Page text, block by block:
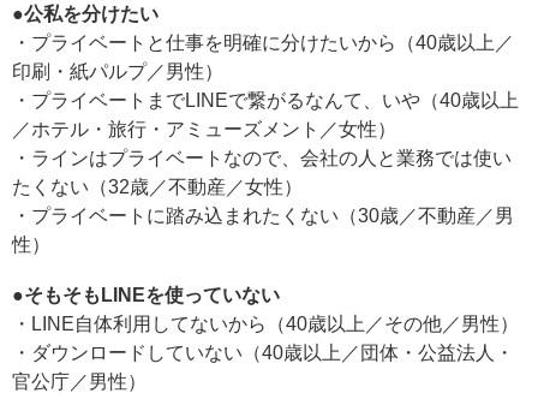
●公私を分けたい
・プライベートと仕事を明確に分けたいから（40歳以上／
印刷・紙パルプ／男性）
・プライベートまでLINEで繋がるなんて、いや（40歳以上
／ホテル・旅行・アミューズメント／女性）
・ラインはプライベートなので、会社の人と業務では使い
たくない（32歳／不動産／女性）
・プライベートに踏み込まれたくない（30歳／不動産／男
性）
●そもそもLINEを使っていない
・LINE自体利用してないから（40歳以上／その他／男性）
・ダウンロードしていない（40歳以上／団体・公益法人・
官公庁／男性）